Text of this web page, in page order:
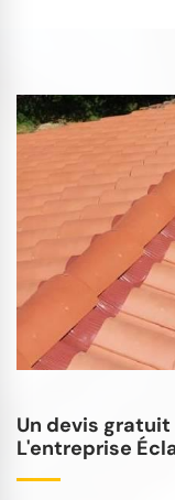
Un devis
L'entreprise